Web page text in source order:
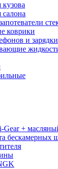
кузова
салона
коврики
и зарядки
Gear +
бескамерных